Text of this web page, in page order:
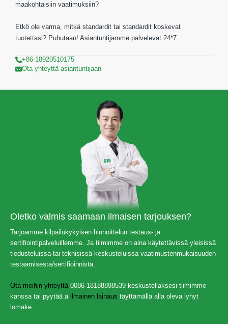
maakohtaisiin vaatimuksiin?
Etkö ole varma, mitkä standardit tai standardit koskevat
tuotettasi? Puhutaan! Asiantuntijamme palvelevat 24*7.
+86-18920510175
Ota yhteyttä asiantuntijaan
Oletko valmis saamaan ilmaisen tarjouksen?
Tarjoamme kilpailukykyisen hinnoittelun testaus- ja
sertifiointipalveluillemme. Ja tiimimme on aina käytettävissä yleisissä
tiedusteluissa tai teknisissä keskusteluissa vaatimustenmukaisuuden
testaamisesta/sertifioinnista.
Ota meihin yhteyttä 0086-18188898539 keskustellaksesi tiimimme
kanssa tai pyytää a ilmainen lainaus täyttämällä alla oleva lyhyt
lomake.